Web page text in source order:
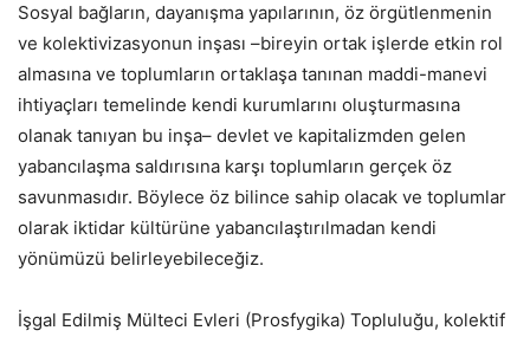
Sosyal bağların, dayanışma yapılarının, öz örgütlenmenin
ve kolektivizasyonun inşası –bireyin ortak işlerde etkin rol
almasına ve toplumların ortaklaşa tanınan maddi-manevi
ihtiyaçları temelinde kendi kurumlarını oluşturmasına
olanak tanıyan bu inşa– devlet ve kapitalizmden gelen
yabancılaşma saldırısına karşı toplumların gerçek öz
savunmasıdır. Böylece öz bilince sahip olacak ve toplumlar
olarak iktidar kültürüne yabancılaştırılmadan kendi
yönümüzü belirleyebileceğiz.
İşgal Edilmiş Mülteci Evleri (Prosfygika) Topluluğu, kolektif